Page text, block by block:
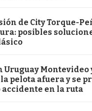
de City Torque-
posibles
Uruguay Montevideo
pelota afuera y se
en la ruta